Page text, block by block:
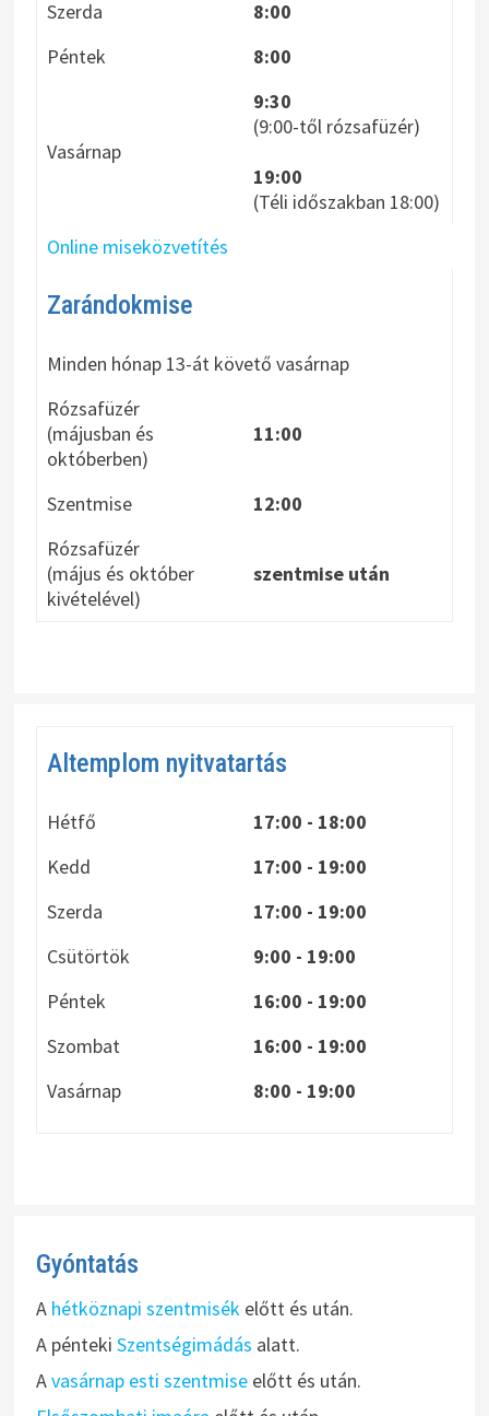
Szerda
8:00
Péntek
8:00
Vasárnap
9:30
(9:00-től rózsafüzér)
19:00
(Téli időszakban 18:00)
Online miseközvetítés
Zarándokmise
Minden hónap 13-át követő vasárnap
Rózsafüzér
(májusban és
októberben)
11:00
Szentmise
12:00
Rózsafüzér
(május és október
kivételével)
szentmise után
Altemplom nyitvatartás
Hétfő
17:00 - 18:00
Kedd
17:00 - 19:00
Szerda
17:00 - 19:00
Csütörtök
9:00 - 19:00
Péntek
16:00 - 19:00
Szombat
16:00 - 19:00
Vasárnap
8:00 - 19:00
Gyóntatás
A hétköznapi szentmisékelőtt és után.
A pénteki Szentségimádás alatt.
Avasárnap esti szentmiseelőtt és után.